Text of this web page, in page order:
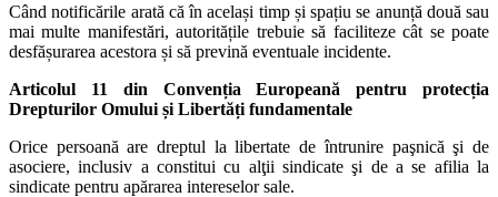
Când notificările arată că în același timp și spațiu se anunță două sau
mai multe manifestări, autoritățile trebuie să faciliteze cât se poate
desfășurarea acestora și să prevină eventuale incidente.
Articolul 11 din Convenția Europeană pentru protecția
Drepturilor Omului și Libertăți fundamentale
Orice persoană are dreptul la libertate de întrunire paşnică şi de
asociere, inclusiv a constitui cu alţii sindicate şi de a se afilia la
sindicate pentru apărarea intereselor sale.